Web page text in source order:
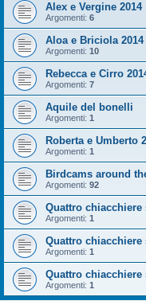
Alex e Vergine 2014
Argomenti: 6
Aloa e Briciola 2014
Argomenti: 10
Rebecca e Cirro
Argomenti: 7
Aquile del bonelli
Argomenti: 1
Roberta e Umberto
Argomenti: 1
Birdcams around
Argomenti: 92
Quattro chiacchiere
Argomenti: 1
Quattro chiacchiere
Argomenti: 1
Quattro
Argomenti: 1